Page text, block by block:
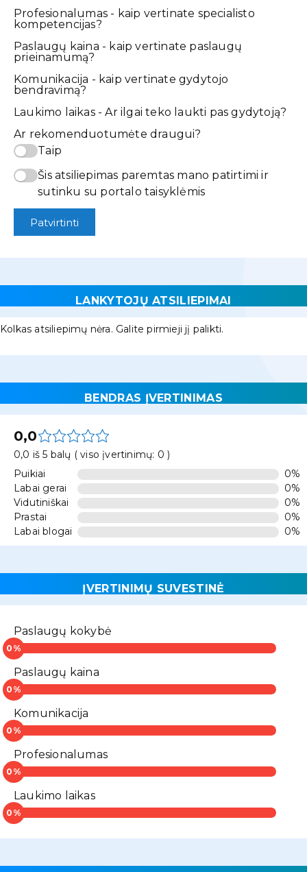
Profesionalumas - kaip vertinate specialisto
kompetencijas?
Paslaugų kaina - kaip vertinate paslaugų
prieinamumą?
Komunikacija - kaip vertinate gydytojo
bendravimą?
Laukimo laikas - Ar ilgai teko laukti pas gydytoją?
Ar rekomenduotumėte draugui?
Taip
Šis atsiliepimas paremtas mano patirtimi ir
sutinku su portalo taisyklėmis
Patvirtinti
LANKYTOJŲ ATSILIEPIMAI
Kolkas atsiliepimų nėra. Galite pirmieji jį palikti.
BENDRAS ĮVERTINIMAS
0,0
0,0 iš 5 balų ( viso įvertinimų: 0 )
Puikiai
0%
Labai gerai
0%
Vidutiniškai
0%
Prastai
0%
Labai blogai
0%
ĮVERTINIMŲ SUVESTINĖ
Paslaugų kokybė
Paslaugų kaina
Komunikacija
Profesionalumas
Laukimo laikas